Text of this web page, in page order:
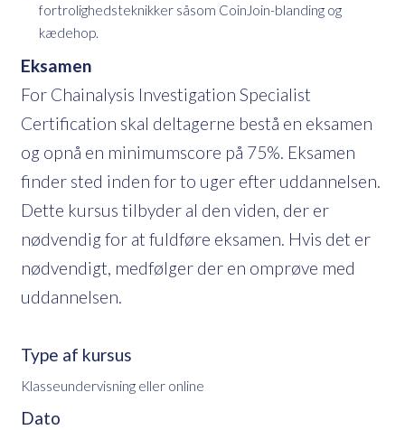
fortrolighedsteknikker såsom CoinJoin-blanding og
kædehop.
Eksamen
For Chainalysis Investigation Specialist
Certification skal deltagerne bestå en eksamen
og opnå en minimumscore på 75%. Eksamen
finder sted inden for to uger efter uddannelsen.
Dette kursus tilbyder al den viden, der er
nødvendig for at fuldføre eksamen. Hvis det er
nødvendigt, medfølger der en omprøve med
uddannelsen.
Type af kursus
Klasseundervisning eller online
Dato